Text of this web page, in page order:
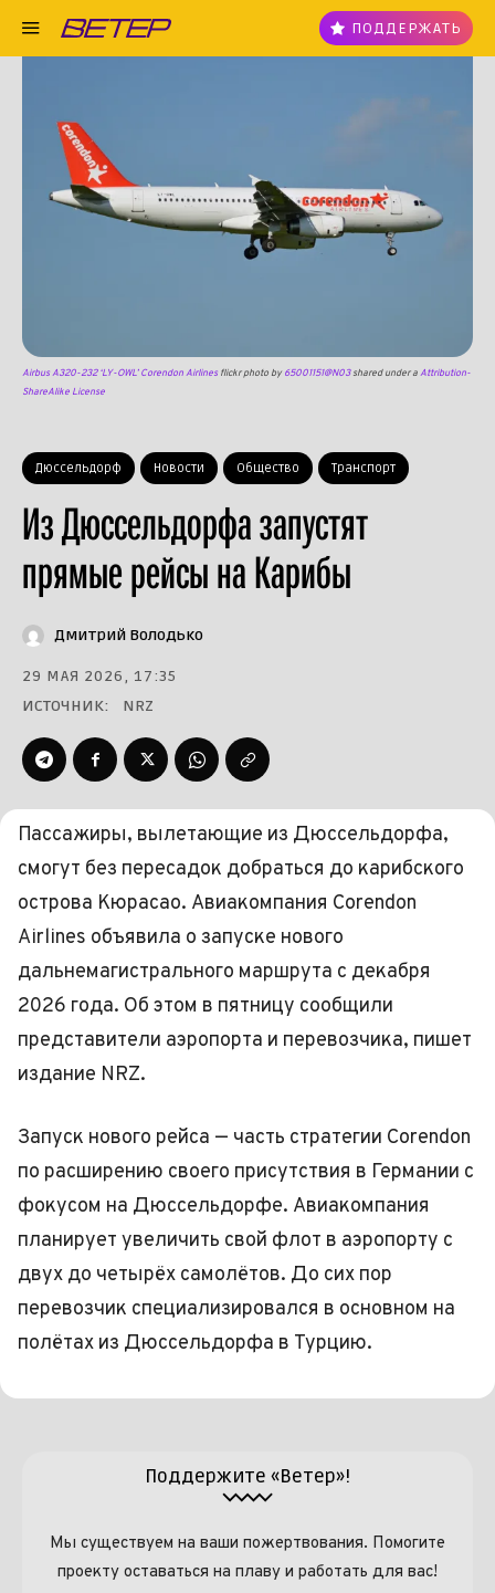
ПОДДЕРЖАТЬ
Дюссельдорф Новости Общество Транспорт
Из Дюссельдорфа запустят
прямые рейсы на Карибы
Airbus A320-232 ‘LY-OWL’ Corendon Airlinesflickr photo by65001151@N03shared under aAttribution-
ShareAlike License
Дмитрий Володько
29 МАЯ 2026, 17:35
ИСТОЧНИК:
NRZ
Пассажиры, вылетающие из Дюссельдорфа,
смогут без пересадок добраться до карибского
острова Кюрасао. Авиакомпания Corendon
Airlines объявила о запуске нового
дальнемагистрального маршрута с декабря
2026 года. Об этом в пятницу сообщили
представители аэропорта и перевозчика, пишет
издание NRZ.
Запуск нового рейса — часть стратегии Corendon
по расширению своего присутствия в Германии с
фокусом на Дюссельдорфе. Авиакомпания
планирует увеличить свой флот в аэропорту с
двух до четырёх самолётов. До сих пор
перевозчик специализировался в основном на
полётах из Дюссельдорфа в Турцию.
Поддержите «Ветер»!
Мы существуем на ваши пожертвования. Помогите
проекту оставаться на плаву и работать для вас!